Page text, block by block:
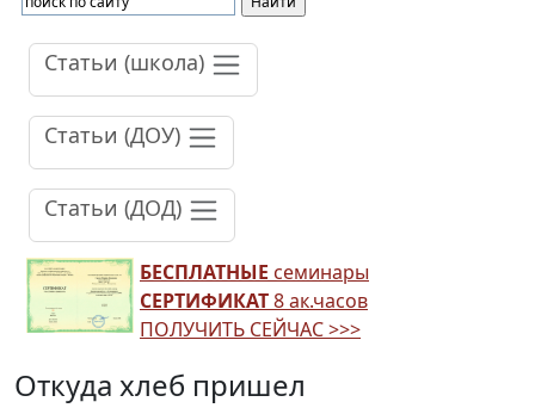
Статьи (школа)
Статьи (ДОУ)
Статьи (ДОД)
БЕСПЛАТНЫЕ семинары
СЕРТИФИКАТ8 ак.часов
ПОЛУЧИТЬ СЕЙЧАС >>>
Откуда хлеб пришел